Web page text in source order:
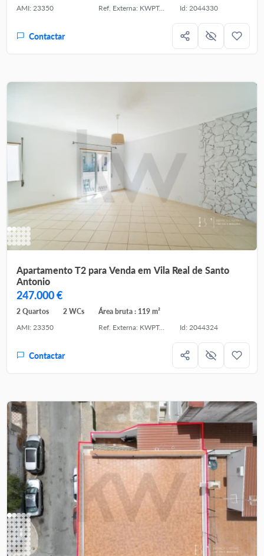
AMI: 23350
Ref. Externa: KWPT-034393 Id: 2044330
Contactar
Apartamento T2 para Venda em Vila Real de Santo
Antonio
247.000 €
2 Quartos 2 WCs
Área bruta : 119 m²
AMI: 23350
Ref. Externa: KWPT-034393 Id: 2044324
Contactar